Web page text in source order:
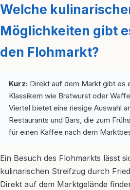
Welche
Möglichkeiten gibt
den Flohmarkt?
Kurz: Direkt auf dem Markt gibt es
Klassikern wie Bratwurst oder
Viertel bietet eine riesige Auswahl
Restaurants und Bars, die zum
für einen Kaffee nach dem
Ein Besuch des Flohmarkts lässt
kulinarischen Streifzug durch
Direkt auf dem Marktgelände